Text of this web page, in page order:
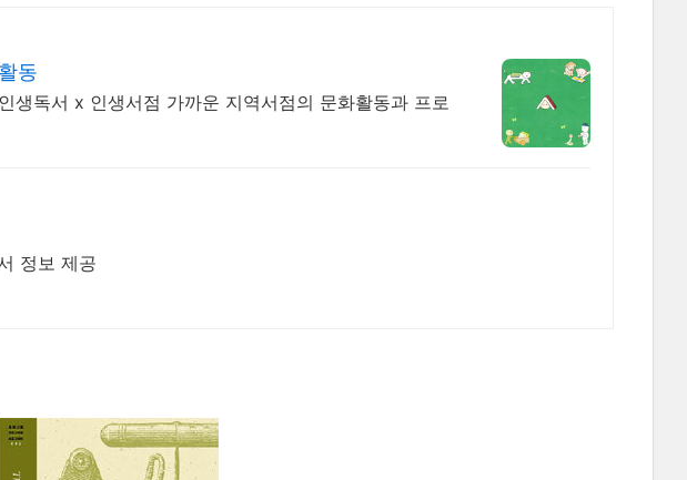
동
생독서 x 인생서점 가까운 지역서점의 문화활동과 프로
정보 제공